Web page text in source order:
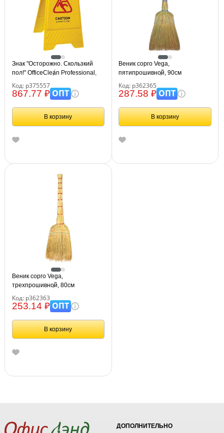
Знак "Осторожно. Скользкий
пол!" OfficeClean Professional,
языках
Код: р375557
867.77 ₽ОПТ
В корзину
Веник сорго Vega,
пятипрошивной, 90см
Код: р362365
287.58 ₽ОПТ
В корзину
Веник сорго Vega,
трехпрошивной, 80см
Код: р362363
253.14 ₽ОПТ
В корзину
ДОПОЛНИТЕЛЬНО